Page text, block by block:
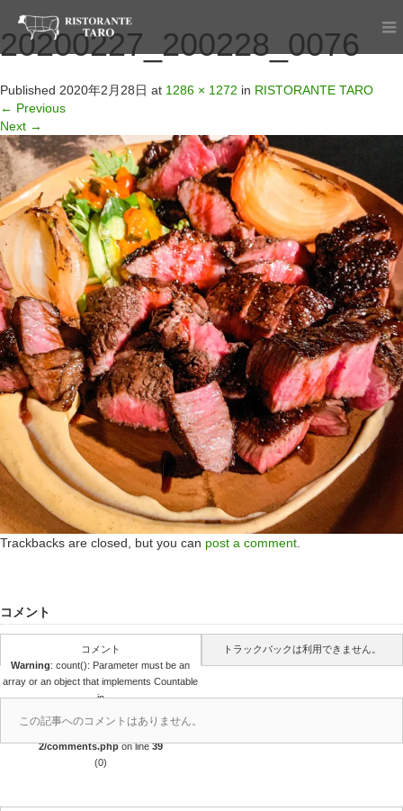
20200227_200228_0076
Published 2020年2月28日 at 1286 × 1272 in RISTORANTE TARO
← Previous
Next →
Trackbacks are closed, but you can post a comment.
コメント
コメント
Warning: count(): Parameter must be an
array or an object that implements Countable
in
/home/r4688280/public_html/takedataro.c
2/comments.phpon line39
(0)
トラックバックは利用できません。
この記事へのコメントはありません。